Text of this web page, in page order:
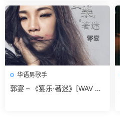
华语男歌手
郭宴 – 《宴乐·著迷》[WAV 无